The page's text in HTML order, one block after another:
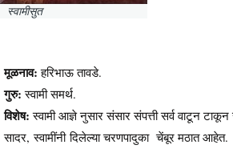
स्वामीसुत
मूळनाव:हरिभाऊ तावडे.
गुरु:स्वामी समर्थ.
विशेष:स्वामी आज्ञे नुसार संसार संपत्ती सर्व वाटून
सादर, स्वामींनी दिलेल्या चरणपादुका चेंबूर मठात आहेत.